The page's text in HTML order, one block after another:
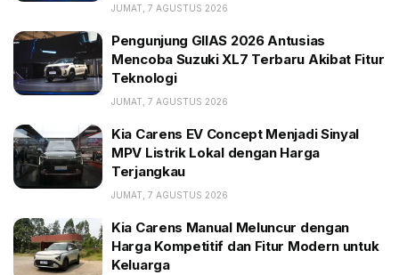
Kia Carens EV Concept Menjadi Sinyal MPV Listrik
Lokal dengan Harga Terjangkau
Ternyata, dari keterangan para mekanik dealer
Hyundai di kawasan Bekasi, Jawa Barat, banyak juga
pengguna mobil rakitan Cikarang, Bekasi, ini
mengalami kejadian serupa. Akhirnya, diputuskan
untuk dilakukan recall.
melainkan diberi lubang, dengan tujuan untuk
mengeluarkan air yang kerap masuk.
JUMAT, 7 AGUSTUS 2026
Pengunjung GIIAS 2026 Antusias
Mencoba Suzuki XL7 Terbaru Akibat Fitur
Teknologi
JUMAT, 7 AGUSTUS 2026
Kia Carens EV Concept Menjadi Sinyal
MPV Listrik Lokal dengan Harga
Terjangkau
JUMAT, 7 AGUSTUS 2026
Kia Carens Manual Meluncur dengan
Harga Kompetitif dan Fitur Modern untuk
Keluarga